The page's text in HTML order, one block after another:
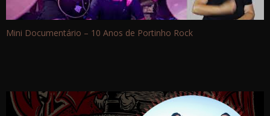
Mini Documentário – 10 Anos de Portinho Rock